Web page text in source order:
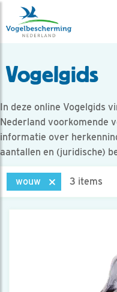
Vogelgids
In deze online Vogelgids
Nederland voorkomende
informatie over
aantallen en (juridische)
wouw 3 items